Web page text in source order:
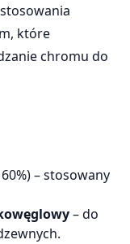
które
chromu do
– stosowany
– do